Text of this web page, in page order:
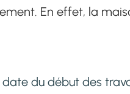
En effet, la
date du début des